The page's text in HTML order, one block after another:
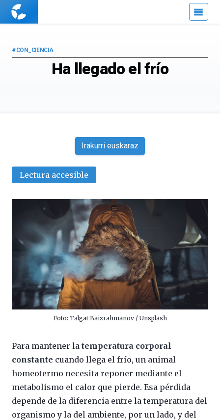
Cuaderno
Ha llegado el frío
#CON_CIENCIA
Irakurri euskaraz
Lectura accesible
Foto: Talgat Baizrahmanov / Unsplash
Para mantener la temperatura corporal
constante cuando llega el frío, un animal
homeotermo necesita reponer mediante el
metabolismo el calor que pierde. Esa pérdida
depende de la diferencia entre la temperatura del
organismo y la del ambiente, por un lado, y del